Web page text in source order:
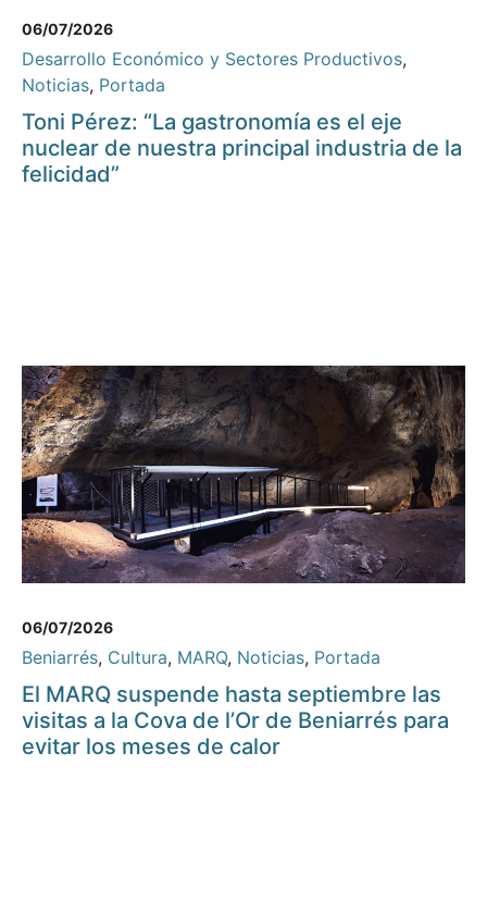
06/07/2026
Desarrollo Económico y Sectores Productivos,
Noticias, Portada
Toni Pérez: “La gastronomía es el eje
nuclear de nuestra principal industria de la
felicidad”
06/07/2026
Beniarrés, Cultura, MARQ, Noticias, Portada
El MARQ suspende hasta septiembre las
visitas a la Cova de l’Or de Beniarrés para
evitar los meses de calor